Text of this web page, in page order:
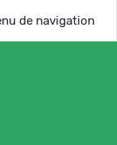
de navigation